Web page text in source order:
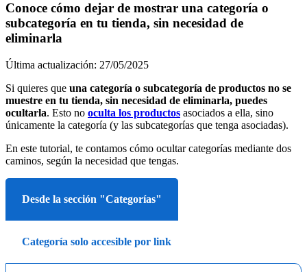
Conoce cómo dejar de mostrar una categoría o
subcategoría en tu tienda, sin necesidad de
eliminarla
Última actualización: 27/05/2025
Si quieres que una categoría o subcategoría de productos no se
muestre en tu tienda, sin necesidad de eliminarla, puedes
ocultarla. Esto no oculta los productos asociados a ella, sino
únicamente la categoría (y las subcategorías que tenga asociadas).
En este tutorial, te contamos cómo ocultar categorías mediante dos
caminos, según la necesidad que tengas.
Desde la sección "Categorías"
Categoría solo accesible por link